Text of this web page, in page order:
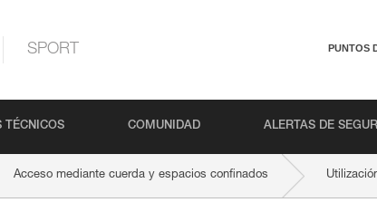
SPORT PUNTOS
TÉCNICOS COMUNIDAD ALERTAS DE
Acceso mediante cuerda y espacios confinados